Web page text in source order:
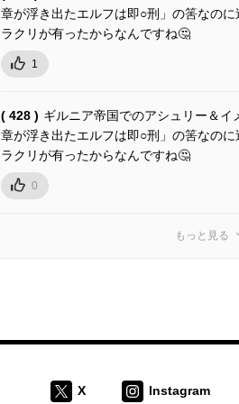
章が浮き出たエルフは即○刑」の筈なの
ラクリが有ったからなんですね🤔
1
( 428 ) ギルニア帝国でのアシュリー＆
章が浮き出たエルフは即○刑」の筈なの
ラクリが有ったからなんですね🤔
0
もっと見る
X Instagram